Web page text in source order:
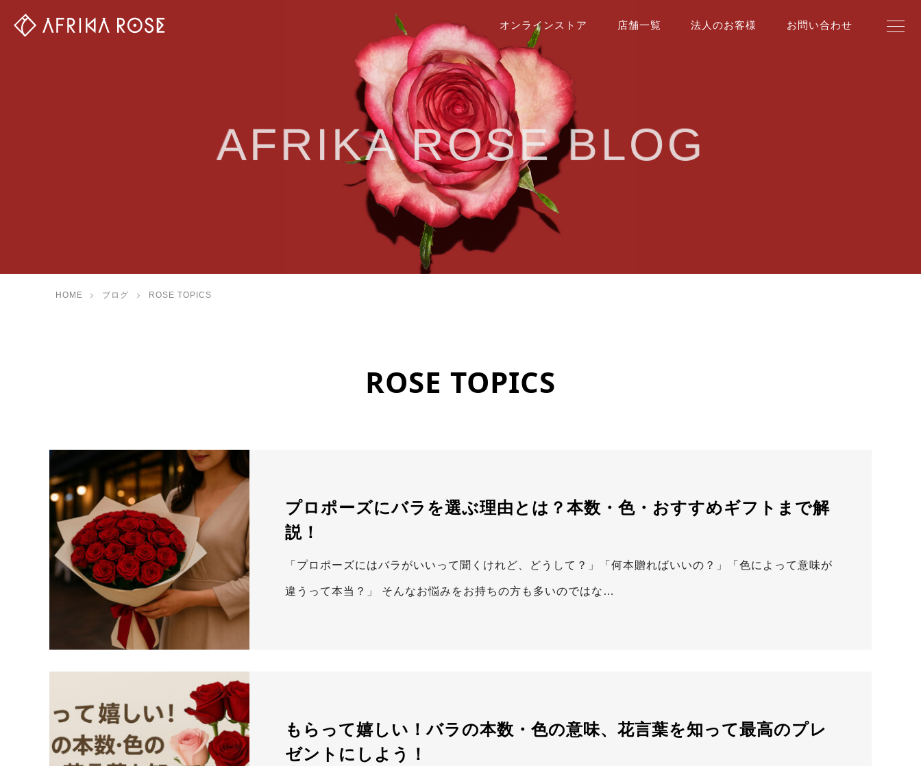
オンラインストア 店舗一覧 法人のお客様 お問い合わせ
AFRIKA ROSE BLOG
HOME ブログ ROSE TOPICS
ROSE TOPICS
プロポーズにバラを選ぶ理由とは？本数・色・おすすめギフトまで解
説！
「プロポーズにはバラがいいって聞くけれど、どうして？」「何本贈ればいいの？」「色によって意味が
違うって本当？」 そんなお悩みをお持ちの方も多いのではな…
もらって嬉しい！バラの本数・色の意味、花言葉を知って最高のプレ
ゼントにしよう！